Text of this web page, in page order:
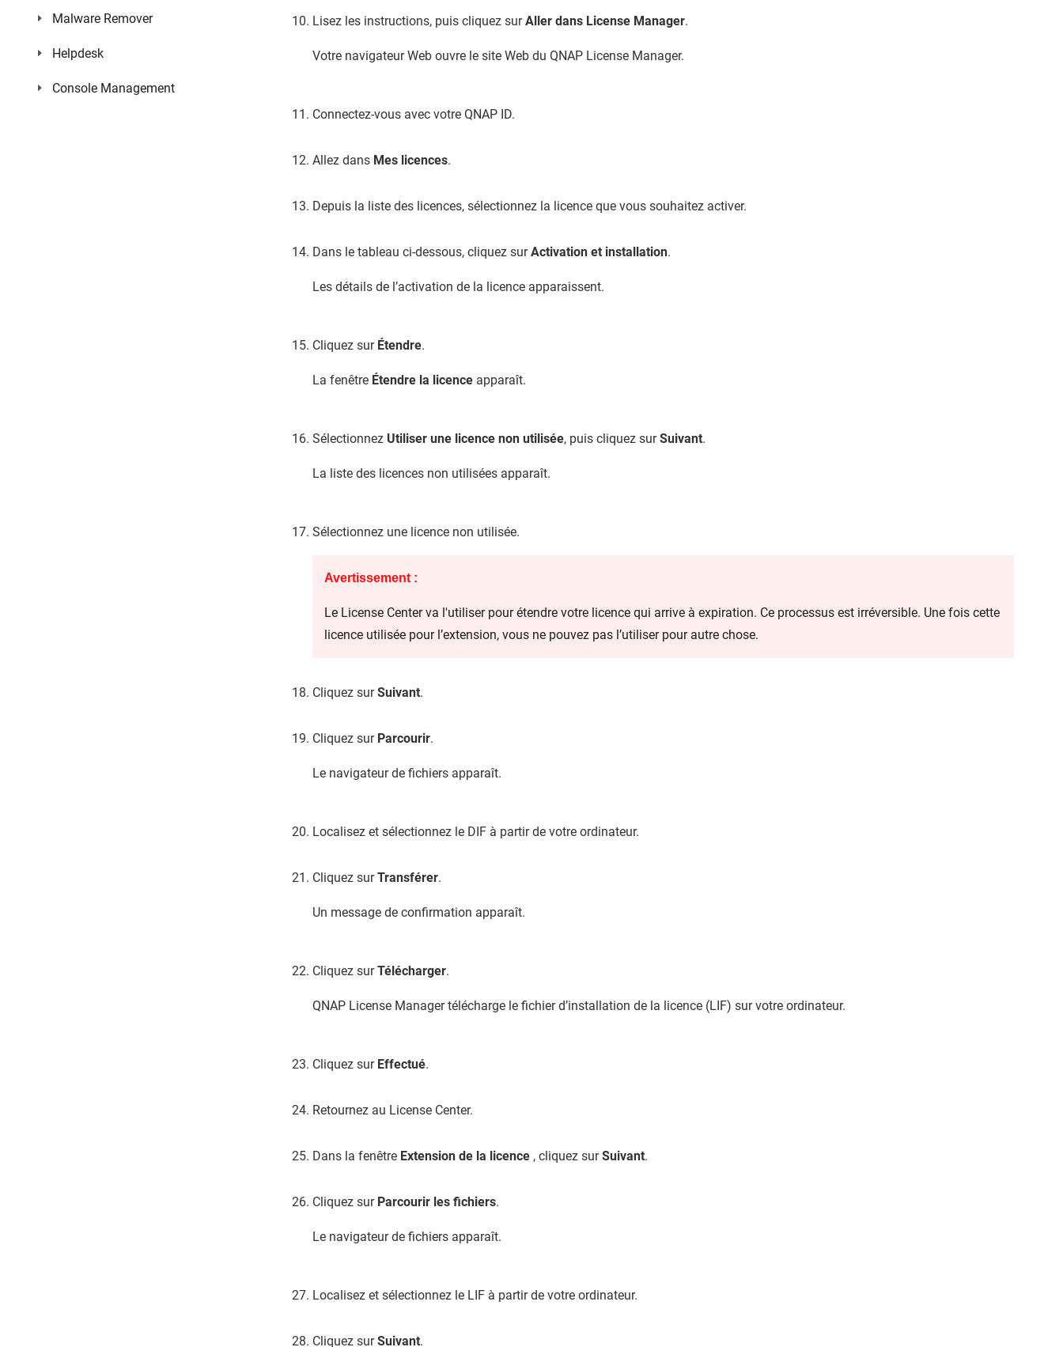
Malware Remover
Helpdesk
Console Management
Lisez les instructions, puis cliquez surAller dans License Manager.
Votre navigateur Web ouvre le site Web du QNAP License Manager.
Connectez-vous avec votre QNAP ID.
Allez dans Mes licences.
Depuis la liste des licences, sélectionnez la licence que vous souhaitez activer.
Dans le tableau ci-dessous, cliquez surActivation et installation.
Les détails de l’activation de la licence apparaissent.
Cliquez sur Étendre.
La fenêtre Étendre la licence apparaît.
Sélectionnez Utiliser une licence non utilisée, puis cliquez surSuivant.
La liste des licences non utilisées apparaît.
Sélectionnez une licence non utilisée.
Avertissement :
Le License Center va l'utiliser pour étendre votre licence qui arrive à expiration. Ce processus est irréversible. Une fois cette
licence utilisée pour l’extension, vous ne pouvez pas l’utiliser pour autre chose.
Cliquez surSuivant.
Cliquez sur Parcourir.
Le navigateur de fichiers apparaît.
Localisez et sélectionnez le DIF à partir de votre ordinateur.
Cliquez surTransférer.
Un message de confirmation apparaît.
Cliquez surTélécharger.
QNAP License Manager télécharge le fichier d’installation de la licence (LIF) sur votre ordinateur.
Cliquez sur Effectué.
Retournez au License Center.
Dans la fenêtre Extension de la licence , cliquez surSuivant.
Cliquez sur Parcourir les fichiers.
Le navigateur de fichiers apparaît.
Localisez et sélectionnez le LIF à partir de votre ordinateur.
Cliquez surSuivant.